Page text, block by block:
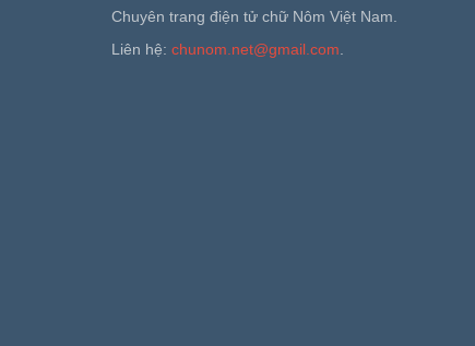
Chuyên trang điện tử chữ Nôm Việt Nam.
Liên hệ: chunom.net@gmail.com